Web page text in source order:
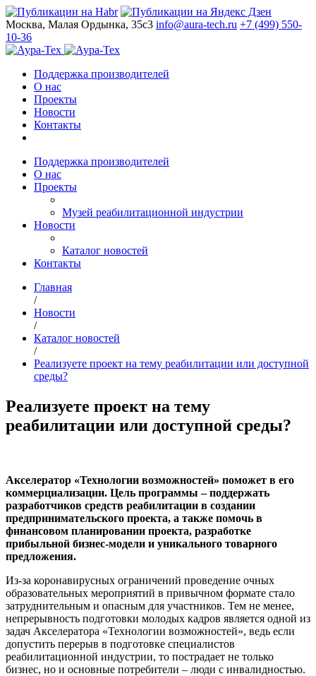
Москва, Малая Ордынка, 35с3 info@aura-tech.ru +7 (499) 550-
10-36
Поддержка производителей
О нас
Проекты
Новости
Контакты
Поддержка производителей
О нас
Проекты
Музей реабилитационной индустрии
Новости
Каталог новостей
Контакты
Главная
/
Новости
/
Каталог новостей
/
Реализуете проект на тему реабилитации или доступной
среды?
Реализуете проект на тему
реабилитации или доступной среды?
Акселератор «Технологии возможностей» поможет в его
коммерциализации. Цель программы – поддержать
разработчиков средств реабилитации в создании
предпринимательского проекта, а также помочь в
финансовом планировании проекта, разработке
прибыльной бизнес-модели и уникального товарного
предложения.
Из-за коронавирусных ограничений проведение очных
образовательных мероприятий в привычном формате стало
затруднительным и опасным для участников. Тем не менее,
непрерывность подготовки молодых кадров является одной из
задач Акселератора «Технологии возможностей», ведь если
допустить перерыв в подготовке специалистов
реабилитационной индустрии, то пострадает не только
бизнес, но и основные потребители – люди с инвалидностью.